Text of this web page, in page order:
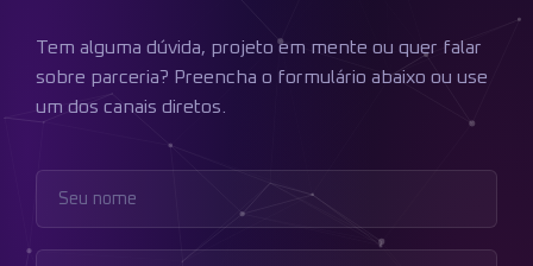
Tem alguma dúvida, projeto em mente ou quer falar
sobre parceria? Preencha o formulário abaixo ou use
um dos canais diretos.